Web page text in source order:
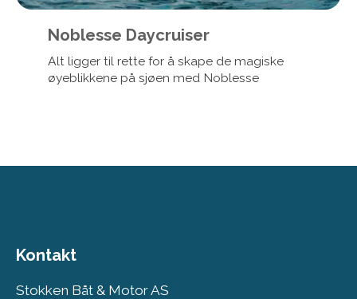
Noblesse Daycruiser
Alt ligger til rette for å skape de magiske
øyeblikkene på sjøen med Noblesse
Kontakt
Stokken Båt & Motor AS